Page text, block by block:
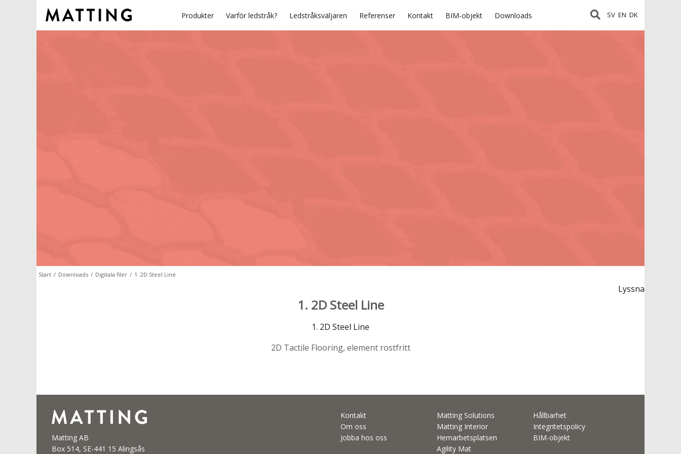
Produkter Varför ledstråk? Ledstråksväljaren Referenser Kontakt BIM-objekt Downloads SV EN DK
Start / Downloads / Digitala filer / 1. 2D Steel Line
Lyssna
1. 2D Steel Line
1. 2D Steel Line
2D Tactile Flooring, element rostfritt
Matting AB
Box 514, SE-441 15 Alingsås
Kontakt
Om oss
Jobba hos oss
Matting Solutions
Matting Interior
Hemarbetsplatsen
Agility Mat
Hållbarhet
Integritetspolicy
BIM-objekt